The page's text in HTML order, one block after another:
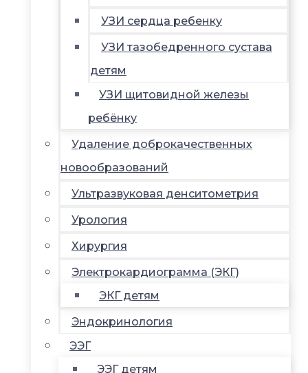
УЗИ сердца ребенку
УЗИ тазобедренного сустава
детям
УЗИ щитовидной железы
ребёнку
Удаление доброкачественных
новообразований
Ультразвуковая денситометрия
Урология
Хирургия
Электрокардиограмма (ЭКГ)
ЭКГ детям
Эндокринология
ЭЭГ
ЭЭГ детям